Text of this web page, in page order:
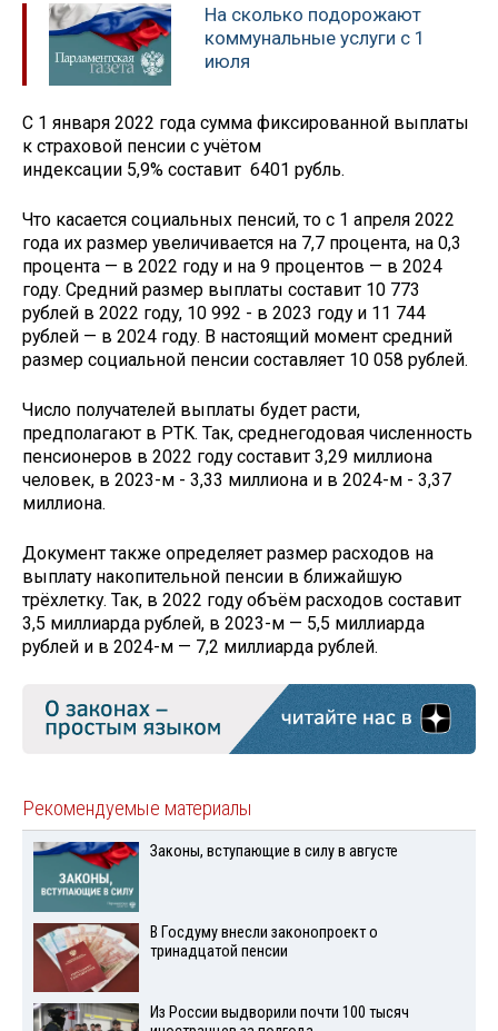
На сколько подорожают
коммунальные услуги с 1
июля
С 1 января 2022 года сумма фиксированной выплаты
к страховой пенсии с учётом
индексации 5,9% составит 6401 рубль.
Что касается социальных пенсий, то с 1 апреля 2022
года их размер увеличивается на 7,7 процента, на 0,3
процента — в 2022 году и на 9 процентов — в 2024
году. Средний размер выплаты составит 10 773
рублей в 2022 году, 10 992 - в 2023 году и 11 744
рублей — в 2024 году. В настоящий момент средний
размер социальной пенсии составляет 10 058 рублей.
Число получателей выплаты будет расти,
предполагают в РТК. Так, среднегодовая численность
пенсионеров в 2022 году составит 3,29 миллиона
человек, в 2023-м - 3,33 миллиона и в 2024-м - 3,37
миллиона.
Документ также определяет размер расходов на
выплату накопительной пенсии в ближайшую
трёхлетку. Так, в 2022 году объём расходов составит
3,5 миллиарда рублей, в 2023-м — 5,5 миллиарда
рублей и в 2024-м — 7,2 миллиарда рублей.
Рекомендуемые материалы
Законы, вступающие в силу в августе
В Госдуму внесли законопроект о
тринадцатой пенсии
Из России выдворили почти 100 тысяч